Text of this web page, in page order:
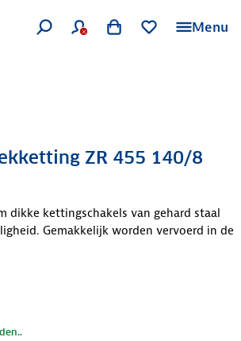
Menu
ZR 455 140/8
dikke kettingschakels van gehard staal
Gemakkelijk worden vervoerd in de